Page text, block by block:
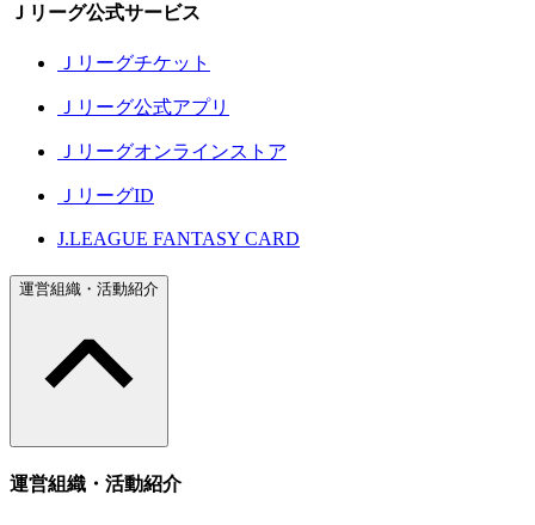
Ｊリーグ公式サービス
Ｊリーグチケット
Ｊリーグ公式アプリ
Ｊリーグオンラインストア
ＪリーグID
J.LEAGUE FANTASY CARD
運営組織・活動紹介
運営組織・活動紹介